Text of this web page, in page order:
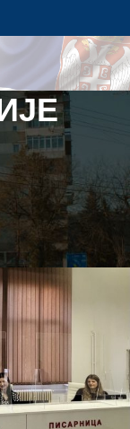
управно
2026.